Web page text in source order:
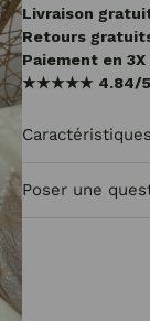
Livraison
Retours
Paiement en
★★★★★ 4.84/5
Caractéristiques
Poser une